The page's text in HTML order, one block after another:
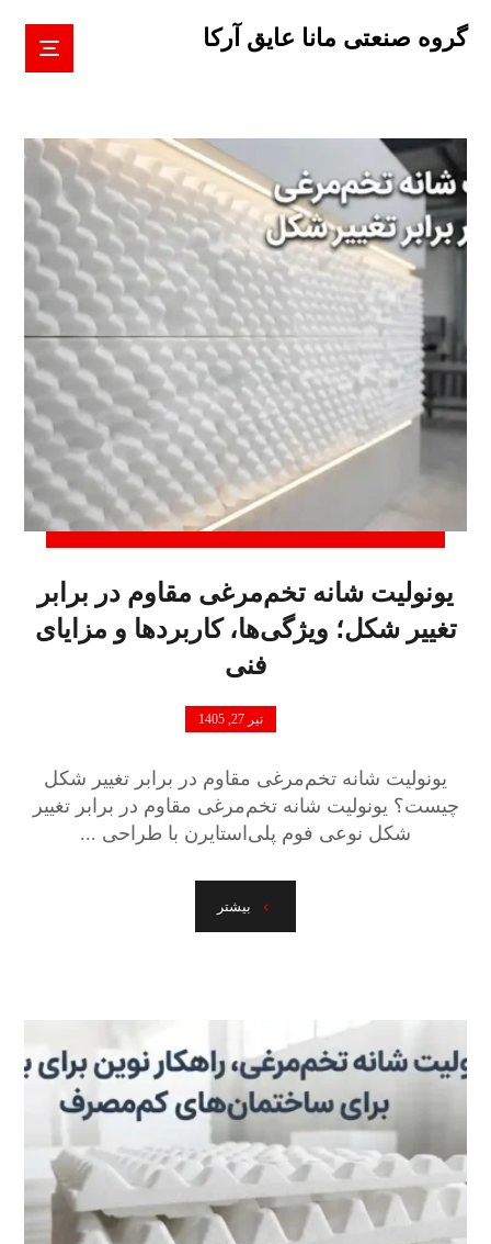
گروه صنعتی مانا عایق آرکا
یونولیت شانه تخم‌مرغی مقاوم در برابر
تغییر شکل؛ ویژگی‌ها، کاربردها و مزایای
فنی
تیر 27, 1405
یونولیت شانه تخم‌مرغی مقاوم در برابر تغییر شکل
چیست؟ یونولیت شانه تخم‌مرغی مقاوم در برابر تغییر
شکل نوعی فوم پلی‌استایرن با طراحی ...
بیشتر